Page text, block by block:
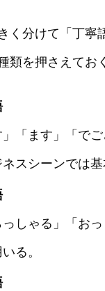
く分けて「丁寧
類を押さえてお
」「ます」「で
スシーンでは基
っしゃる」「お
る。